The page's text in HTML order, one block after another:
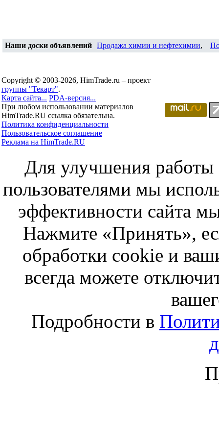
Наши доски объявлений Продажа химии и нефтехимии,
Copyright © 2003-2026, HimTrade.ru – проект
группы "Текарт".
Карта сайта... PDA-версия...
При любом использовании материалов
HimTrade.RU ссылка обязательна.
Политика конфиденциальности
Пользовательское соглашение
Реклама на HimTrade.RU
Для улучшения работы
пользователями мы
эффективности сайта
Нажмите «Принять»,
обработки cookie и
всегда можете
Подробности в